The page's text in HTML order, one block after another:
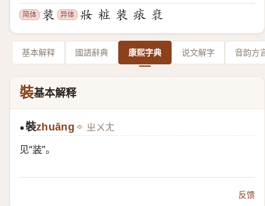
简体 异体
基本解释 國語辭典 康熙字典 说文解字 音韵方
裝基本解释
●裝zhuāng ㄓㄨㄤ
见“装”。
反馈